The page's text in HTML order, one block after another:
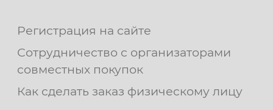
Регистрация на сайте
Сотрудничество с организаторами
совместных покупок
Как сделать заказ физическому лицу